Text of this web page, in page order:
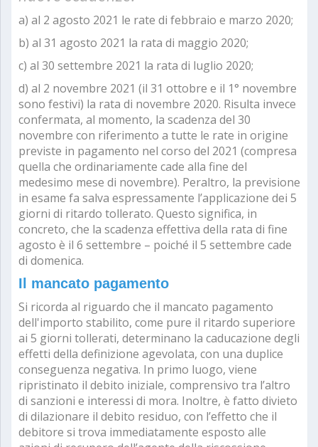
a) al 2 agosto 2021 le rate di febbraio e marzo 2020;
b) al 31 agosto 2021 la rata di maggio 2020;
c) al 30 settembre 2021 la rata di luglio 2020;
d) al 2 novembre 2021 (il 31 ottobre e il 1° novembre
sono festivi) la rata di novembre 2020. Risulta invece
confermata, al momento, la scadenza del 30
novembre con riferimento a tutte le rate in origine
previste in pagamento nel corso del 2021 (compresa
quella che ordinariamente cade alla fine del
medesimo mese di novembre). Peraltro, la previsione
in esame fa salva espressamente l’applicazione dei 5
giorni di ritardo tollerato. Questo significa, in
concreto, che la scadenza effettiva della rata di fine
agosto è il 6 settembre – poiché il 5 settembre cade
di domenica.
Il mancato pagamento
Si ricorda al riguardo che il mancato pagamento
dell'importo stabilito, come pure il ritardo superiore
ai 5 giorni tollerati, determinano la caducazione degli
effetti della definizione agevolata, con una duplice
conseguenza negativa. In primo luogo, viene
ripristinato il debito iniziale, comprensivo tra l’altro
di sanzioni e interessi di mora. Inoltre, è fatto divieto
di dilazionare il debito residuo, con l’effetto che il
debitore si trova immediatamente esposto alle